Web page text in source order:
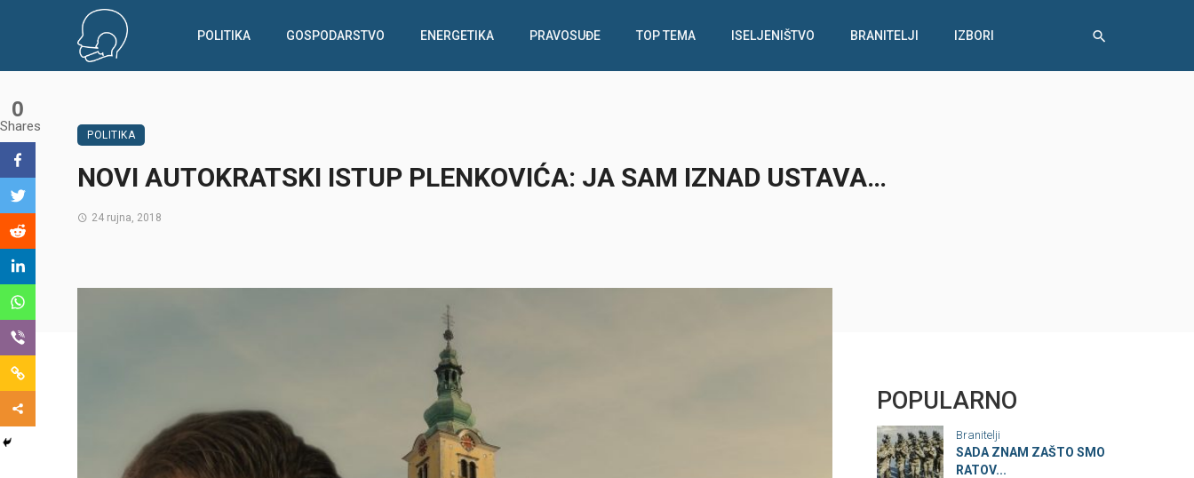
POLITIKA GOSPODARSTVO ENERGETIKA PRAVOSUĐE TOP TEMA ISELJENIŠTVO BRANITELJI IZBORI
POLITIKA
NOVI AUTOKRATSKI ISTUP PLENKOVIĆA: JA SAM IZNAD USTAVA…
24 rujna, 2018
0
Shares
POPULARNO
Branitelji
SADA ZNAM ZAŠTO SMO
RATOV...